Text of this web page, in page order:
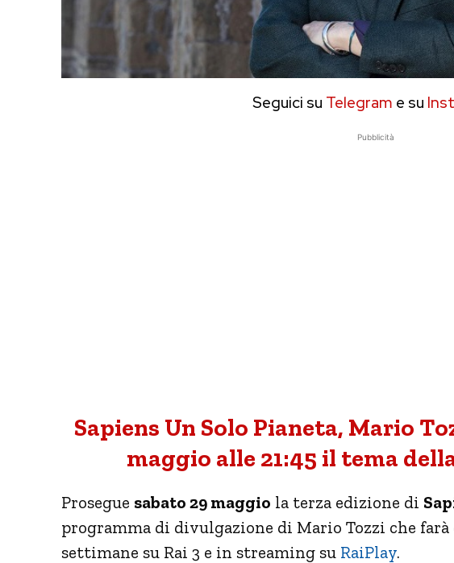
Seguici su Telegram e su
Pubblicità
Sapiens Un Solo Pianeta, Mario
maggio alle 21:45 il tema
Prosegue sabato 29 maggio la terza edizione di
programma di divulgazione di Mario Tozzi che
settimane su Rai 3 e in streaming su RaiPlay.